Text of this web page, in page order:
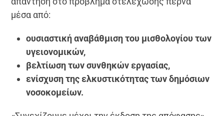
μέσα από:
ουσιαστική αναβάθμιση του μισθολογίου των
υγειονομικών,
βελτίωση των συνθηκών εργασίας,
ενίσχυση της ελκυστικότητας των δημόσιων
νοσοκομείων.